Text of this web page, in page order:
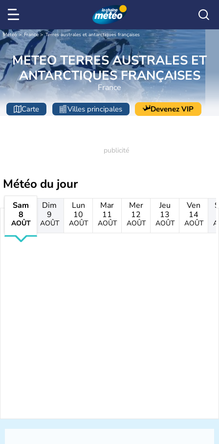
Météo France Terres australes et antarctiques françaises
METEO TERRES AUSTRALES ET
ANTARCTIQUES FRANÇAISES
France
Carte Villes principales Devenez VIP
Météo du jour
Sam
8
AOÛT
Dim
9
AOÛT
Lun
10
AOÛT
Mar
11
AOÛT
Mer
12
AOÛT
Jeu
13
AOÛT
Ven
14
AOÛT